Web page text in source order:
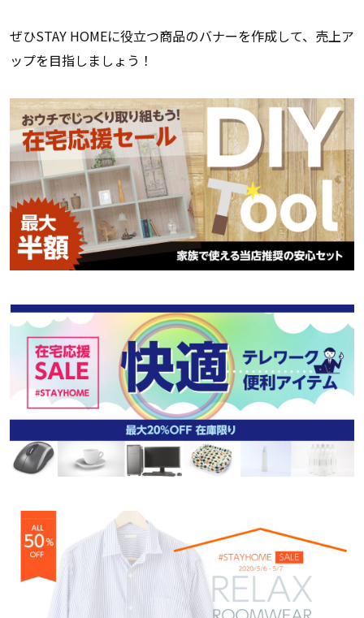
ぜひSTAY HOMEに役立つ商品のバナーを作成して、売上ア
ップを目指しましょう！